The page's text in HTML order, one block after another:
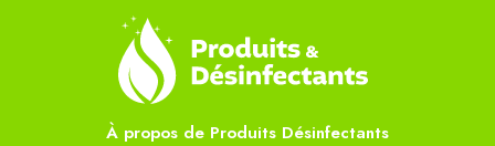
À propos de Produits Désinfectants